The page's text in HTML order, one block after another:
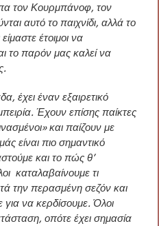
τον Κουρμπάνοφ, τον
αυτό το παιχνίδι, αλλά το
έτοιμοι να
το παρόν μας καλεί να
έχει έναν εξαιρετικό
Έχουν επίσης παίκτες
και παίζουν με
είναι πιο σημαντικό
και το πώς θ’
καταλαβαίνουμε τι
την περασμένη σεζόν και
για να κερδίσουμε. Όλοι
οπότε έχει σημασία